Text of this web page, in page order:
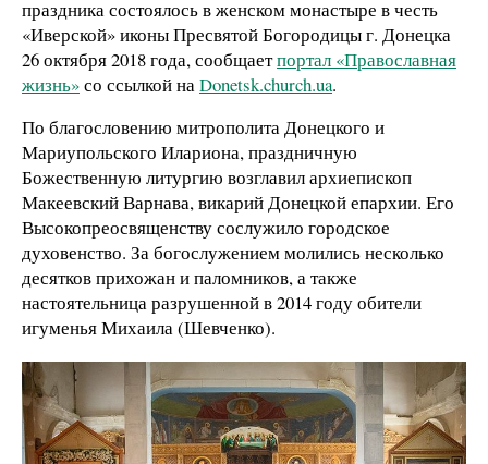
праздника состоялось в женском монастыре в честь
«Иверской» иконы Пресвятой Богородицы г. Донецка
26 октября 2018 года, сообщаетпортал «Православная
жизнь»со ссылкой наDonetsk.church.ua.
По благословению митрополита Донецкого и
Мариупольского Илариона, праздничную
Божественную литургию возглавил архиепископ
Макеевский Варнава, викарий Донецкой епархии. Его
Высокопреосвященству сослужило городское
духовенство. За богослужением молились несколько
десятков прихожан и паломников, а также
настоятельница разрушенной в 2014 году обители
игуменья Михаила (Шевченко).